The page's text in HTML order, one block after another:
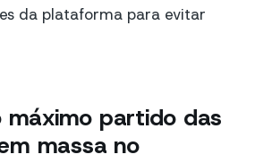
da plataforma para evitar
máximo partido das
massa no